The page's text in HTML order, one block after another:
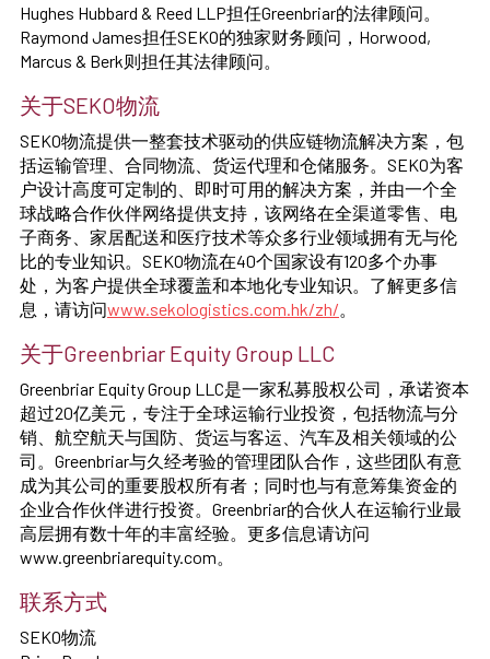
Hughes Hubbard & Reed LLP担任Greenbriar的法律顾问。
Raymond James担任SEKO的独家财务顾问，Horwood,
Marcus & Berk则担任其法律顾问。
关于SEKO物流
SEKO物流提供一整套技术驱动的供应链物流解决方案，包
括运输管理、合同物流、货运代理和仓储服务。SEKO为客
户设计高度可定制的、即时可用的解决方案，并由一个全
球战略合作伙伴网络提供支持，该网络在全渠道零售、电
子商务、家居配送和医疗技术等众多行业领域拥有无与伦
比的专业知识。SEKO物流在40个国家设有120多个办事
处，为客户提供全球覆盖和本地化专业知识。了解更多信
息，请访问www.sekologistics.com.hk/zh/
关于Greenbriar Equity Group LLC
Greenbriar Equity Group LLC是一家私募股权公司，承诺资本
超过20亿美元，专注于全球运输行业投资，包括物流与分
销、航空航天与国防、货运与客运、汽车及相关领域的公
司。Greenbriar与久经考验的管理团队合作，这些团队有意
成为其公司的重要股权所有者；同时也与有意筹集资金的
企业合作伙伴进行投资。Greenbriar的合伙人在运输行业最
高层拥有数十年的丰富经验。更多信息请访问
www.greenbriarequity.com。
联系方式
SEKO物流